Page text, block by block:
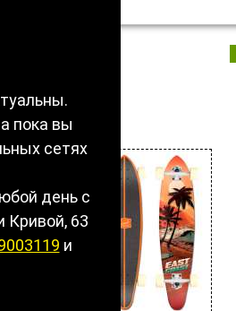
в магазин!
пока вы
сетях
день с
Кривой, 63
и